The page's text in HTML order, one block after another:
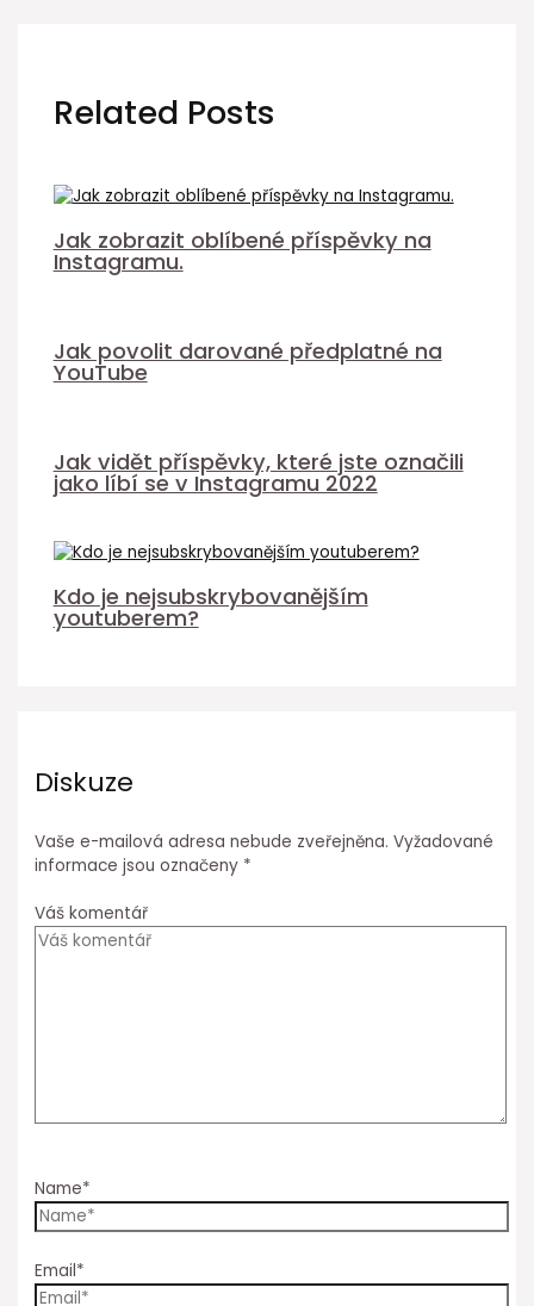
Related Posts
Jak zobrazit oblíbené příspěvky na
Instagramu.
Jak povolit darované předplatné na
YouTube
Jak vidět příspěvky, které jste označili
jako líbí se v Instagramu 2022
Kdo je nejsubskrybovanějším
youtuberem?
Diskuze
Vaše e-mailová adresa nebude zveřejněna. Vyžadované
informace jsou označeny *
Váš komentář
Name*
Email*